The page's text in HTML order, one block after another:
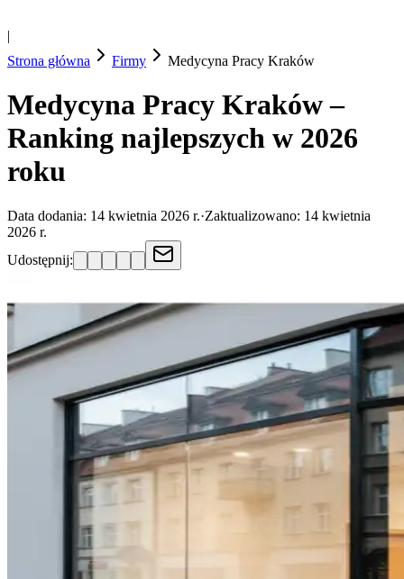
|
Strona główna
Firmy Medycyna Pracy Kraków
Medycyna Pracy Kraków –
Ranking najlepszych w 2026
roku
Data dodania: 14 kwietnia 2026 r.·Zaktualizowano: 14 kwietnia
2026 r.
Udostępnij: